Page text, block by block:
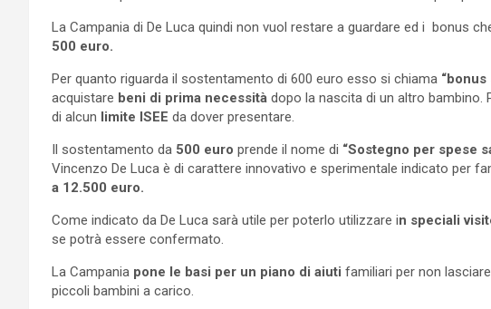
La Campania di De Luca quindi non vuol restare a guardare ed i bonus
500 euro.
Per quanto riguarda il sostentamento di 600 euro esso si chiama
acquistare beni di prima necessità dopo la nascita di un altro
di alcun limite ISEE da dover presentare.
Il sostentamento da 500 euro prende il nome di “Sostegno per spese
Vincenzo De Luca è di carattere innovativo e sperimentale indicato per
a 12.500 euro.
Come indicato da De Luca sarà utile per poterlo utilizzare in speciali
se potrà essere confermato.
La Campania pone le basi per un piano di aiuti familiari per non
piccoli bambini a carico.